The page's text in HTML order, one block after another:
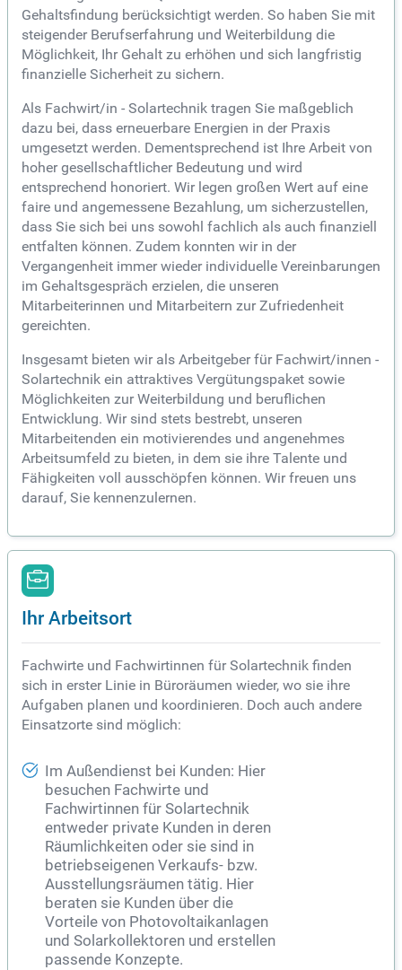
Gehaltsfindung berücksichtigt werden. So haben Sie mit
steigender Berufserfahrung und Weiterbildung die
Möglichkeit, Ihr Gehalt zu erhöhen und sich langfristig
finanzielle Sicherheit zu sichern.
Als Fachwirt/in - Solartechnik tragen Sie maßgeblich
dazu bei, dass erneuerbare Energien in der Praxis
umgesetzt werden. Dementsprechend ist Ihre Arbeit von
hoher gesellschaftlicher Bedeutung und wird
entsprechend honoriert. Wir legen großen Wert auf eine
faire und angemessene Bezahlung, um sicherzustellen,
dass Sie sich bei uns sowohl fachlich als auch finanziell
entfalten können. Zudem konnten wir in der
Vergangenheit immer wieder individuelle Vereinbarungen
im Gehaltsgespräch erzielen, die unseren
Mitarbeiterinnen und Mitarbeitern zur Zufriedenheit
gereichten.
Insgesamt bieten wir als Arbeitgeber für Fachwirt/innen -
Solartechnik ein attraktives Vergütungspaket sowie
Möglichkeiten zur Weiterbildung und beruflichen
Entwicklung. Wir sind stets bestrebt, unseren
Mitarbeitenden ein motivierendes und angenehmes
Arbeitsumfeld zu bieten, in dem sie ihre Talente und
Fähigkeiten voll ausschöpfen können. Wir freuen uns
darauf, Sie kennenzulernen.
Ihr Arbeitsort
Fachwirte und Fachwirtinnen für Solartechnik finden
sich in erster Linie in Büroräumen wieder, wo sie ihre
Aufgaben planen und koordinieren. Doch auch andere
Einsatzorte sind möglich:
Im Außendienst bei Kunden: Hier
besuchen Fachwirte und
Fachwirtinnen für Solartechnik
entweder private Kunden in deren
Räumlichkeiten oder sie sind in
betriebseigenen Verkaufs- bzw.
Ausstellungsräumen tätig. Hier
beraten sie Kunden über die
Vorteile von Photovoltaikanlagen
und Solarkollektoren und erstellen
passende Konzepte.